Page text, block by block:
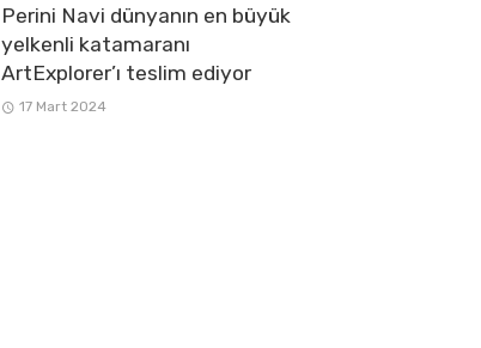
Perini Navi dünyanın en büyük
yelkenli katamaranı
ArtExplorer’ı teslim ediyor
17 Mart 2024